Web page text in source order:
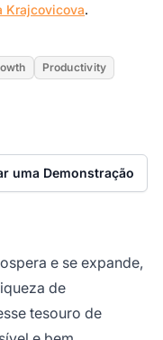
Krajcovicova.
Productivity
uma Demonstração
e se expande,
de
tesouro de